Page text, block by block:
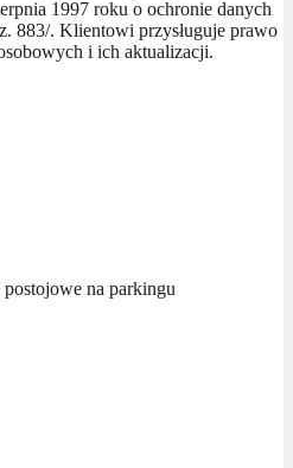
1997 roku o ochronie danych
883/. Klientowi przysługuje prawo
i ich aktualizacji.
postojowe na parkingu